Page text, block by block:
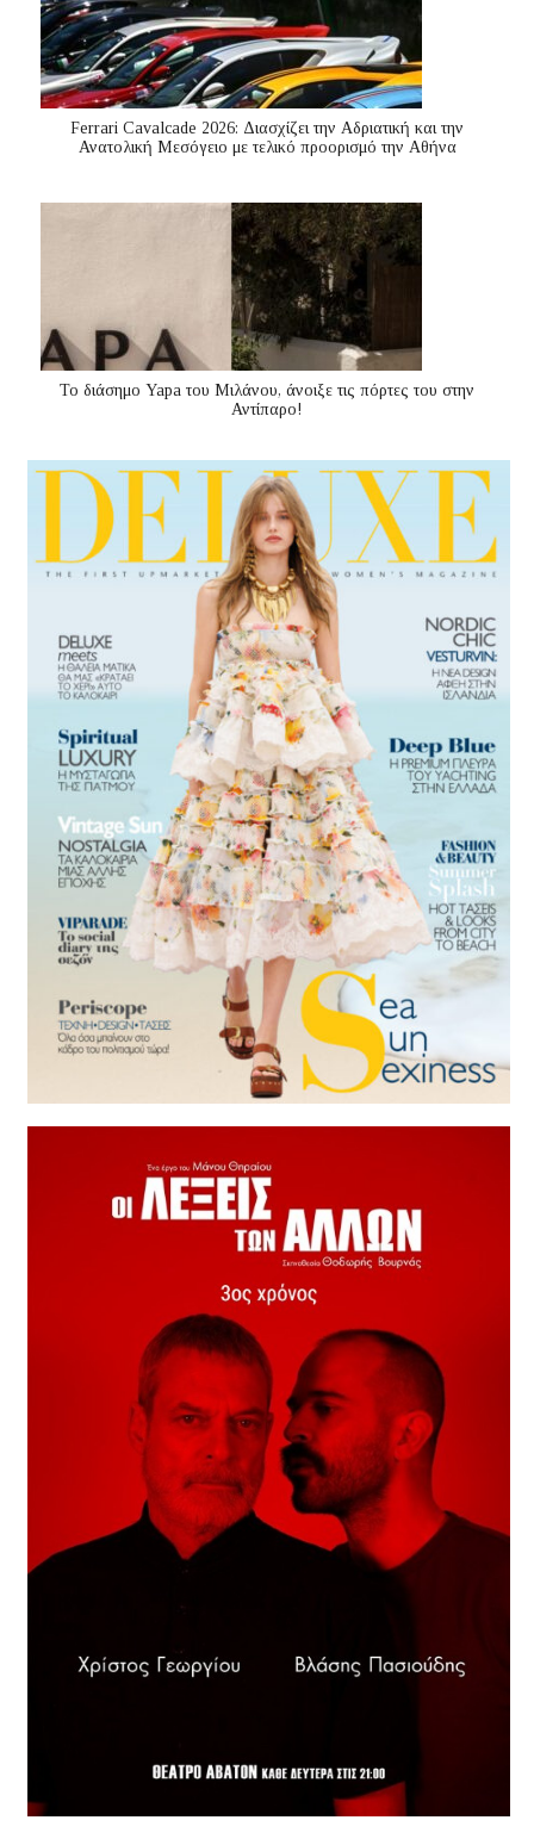
Ferrari Cavalcade 2026: Διασχίζει την Αδριατική και την
Ανατολική Μεσόγειo με τελικό προορισμό την Αθήνα
Το διάσημο Yapa του Μιλάνου, άνοιξε τις πόρτες του στην
Αντίπαρο!